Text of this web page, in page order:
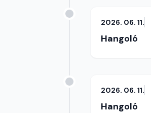
2026. 06. 11.
Hangoló
2026. 06. 11.
Hangoló